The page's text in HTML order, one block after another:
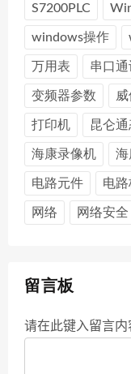
S7200PLC
windows操作
万用表 串口通
变频器参数
打印机 昆仑
海康录像机 海
电路元件 电路
网络 网络安全
留言板
请在此键入留言